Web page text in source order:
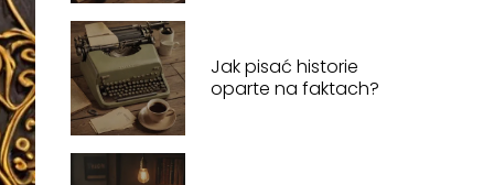
Jak pisać historie
oparte na faktach?